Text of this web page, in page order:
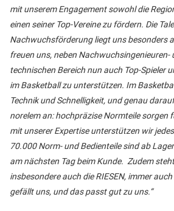
mit unserem Engagement sowohl die
einen seiner Top-Vereine zu fördern. Die
Nachwuchsförderung liegt uns besonders
freuen uns, neben Nachwuchsingenieuren-
technischen Bereich nun auch Top-Spieler
im Basketball zu unterstützen. Im
Technik und Schnelligkeit, und genau
norelem an: hochpräzise Normteile sorgen
mit unserer Expertise unterstützen wir
70.000 Norm- und Bedienteile sind ab
am nächsten Tag beim Kunde. Zudem
insbesondere auch die RIESEN, immer
gefällt uns, und das passt gut zu uns.“